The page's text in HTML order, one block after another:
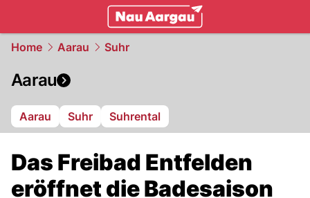
Home Aarau Suhr
Aarau
Aarau Suhr Suhrental
Das Freibad Entfelden
eröffnet die Badesaison